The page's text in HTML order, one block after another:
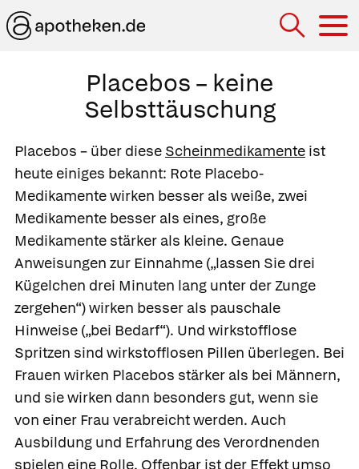
Placebos – keine
Selbsttäuschung
Placebos – über diese Scheinmedikamente ist
heute einiges bekannt: Rote Placebo-
Medikamente wirken besser als weiße, zwei
Medikamente besser als eines, große
Medikamente stärker als kleine. Genaue
Anweisungen zur Einnahme („lassen Sie drei
Kügelchen drei Minuten lang unter der Zunge
zergehen“) wirken besser als pauschale
Hinweise („bei Bedarf“). Und wirkstofflose
Spritzen sind wirkstofflosen Pillen überlegen. Bei
Frauen wirken Placebos stärker als bei Männern,
und sie wirken dann besonders gut, wenn sie
von einer Frau verabreicht werden. Auch
Ausbildung und Erfahrung des Verordnenden
spielen eine Rolle. Offenbar ist der Effekt umso